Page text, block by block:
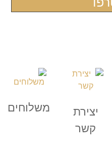
יצירת
קשר
משלוחים